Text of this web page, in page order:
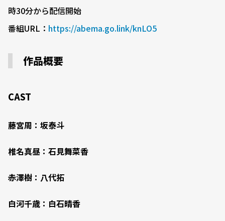
時30分から配信開始
番組URL： https://abema.go.link/knLO5
作品概要
CAST
藤宮周：坂泰斗
椎名真昼：石見舞菜香
赤澤樹：八代拓
白河千歳：白石晴香